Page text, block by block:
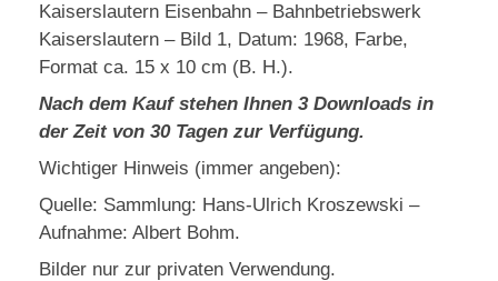
Kaiserslautern Eisenbahn – Bahnbetriebswerk
Kaiserslautern – Bild 1, Datum: 1968, Farbe,
Format ca. 15 x 10 cm (B. H.).
Nach dem Kauf stehen Ihnen 3 Downloads in
der Zeit von 30 Tagen zur Verfügung.
Wichtiger Hinweis (immer angeben):
Quelle: Sammlung: Hans-Ulrich Kroszewski –
Aufnahme: Albert Bohm.
Bilder nur zur privaten Verwendung.